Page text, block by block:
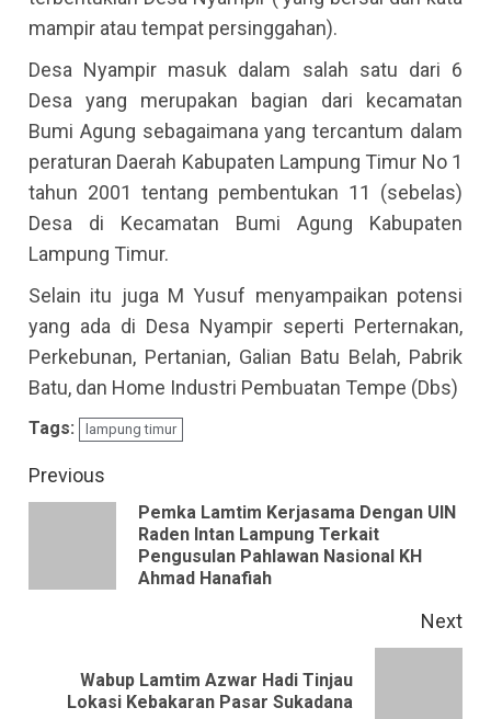
mampir atau tempat persinggahan).
Desa Nyampir masuk dalam salah satu dari 6
Desa yang merupakan bagian dari kecamatan
Bumi Agung sebagaimana yang tercantum dalam
peraturan Daerah Kabupaten Lampung Timur No 1
tahun 2001 tentang pembentukan 11 (sebelas)
Desa di Kecamatan Bumi Agung Kabupaten
Lampung Timur.
Selain itu juga M Yusuf menyampaikan potensi
yang ada di Desa Nyampir seperti Perternakan,
Perkebunan, Pertanian, Galian Batu Belah, Pabrik
Batu, dan Home Industri Pembuatan Tempe (Dbs)
Tags: lampung timur
Continue
Previous
Pemka Lamtim Kerjasama Dengan UIN
Raden Intan Lampung Terkait
Pengusulan Pahlawan Nasional KH
Ahmad Hanafiah
Next
Wabup Lamtim Azwar Hadi Tinjau
Lokasi Kebakaran Pasar Sukadana